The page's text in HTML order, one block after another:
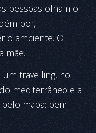
pessoas olham o
por,
o am­biente. O
mãe.
um travelling, no
mediterrâneo e a
mapa: bem